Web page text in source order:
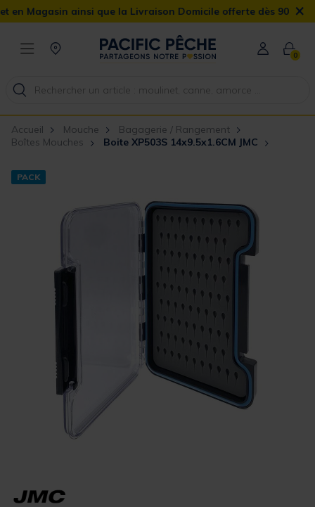
ainsi que la Livraison Domicile offerte dès 90€ ×
0
Accueil Mouche
Bagagerie / Rangement
Boîtes Mouches
Boite XP503S 14x9.5x1.6CM JMC
PACK